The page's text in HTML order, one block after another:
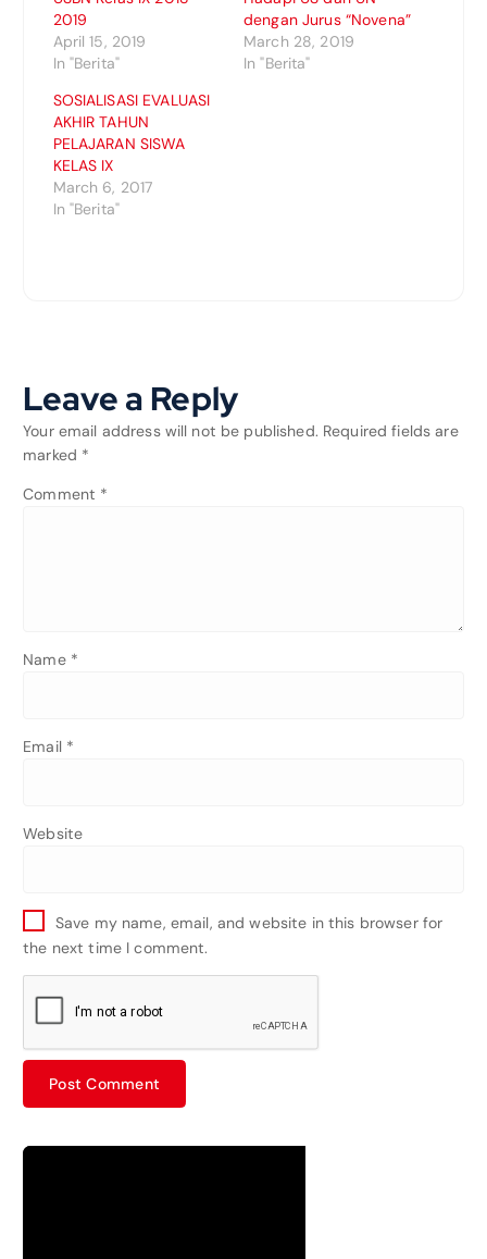
2019
April 15, 2019
In "Berita"
dengan Jurus “Novena”
March 28, 2019
In "Berita"
SOSIALISASI EVALUASI
AKHIR TAHUN
PELAJARAN SISWA
KELAS IX
March 6, 2017
In "Berita"
Leave a Reply
Your email address will not be published. Required fields are
marked *
Comment *
Name *
Email *
Website
Save my name, email, and website in this browser for
the next time I comment.